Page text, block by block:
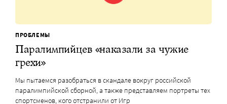
ПРОБЛЕМЫ
Паралимпийцев «наказали за чужие
грехи»
Мы пытаемся разобраться в скандале вокруг российской
паралимпийской сборной, а также представляем портреты тех
спортсменов, кого отстранили от Игр